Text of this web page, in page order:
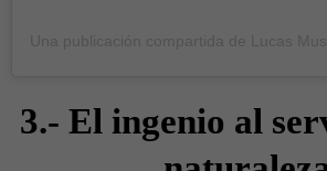
3.- El ingenio al